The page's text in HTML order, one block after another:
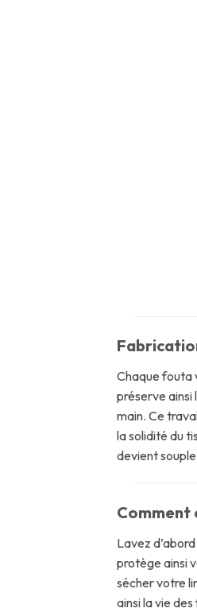
Chaque fouta
préserve ainsi
main. Ce
la solidité du
devient
Comment
Lavez
protège ainsi
sécher votre
ainsi la vie